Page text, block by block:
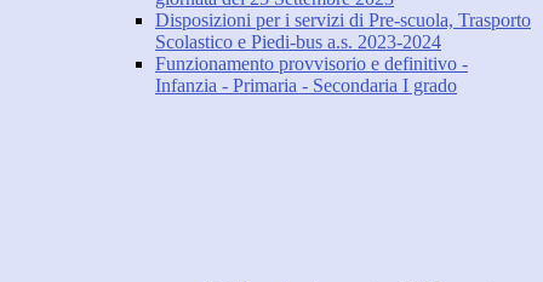
Disposizioni per i servizi di Pre-scuola, Trasporto
Scolastico e Piedi-bus a.s. 2023-2024
Funzionamento provvisorio e definitivo -
Infanzia - Primaria - Secondaria I grado